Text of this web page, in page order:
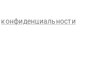
конфиденциальности